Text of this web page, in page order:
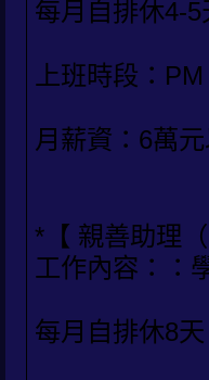
每月自排休4-5
上班時段：
月薪資：6萬
*【 親善助理
工作內容：：
每月自排休8天